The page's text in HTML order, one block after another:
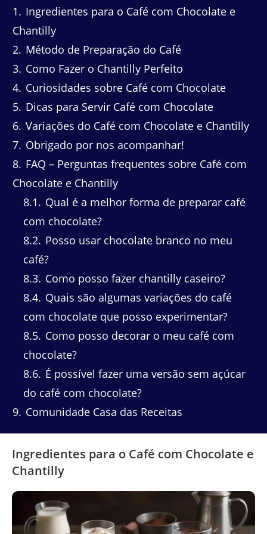
1
Ingredientes para o Café com Chocolate e
Chantilly
2 Método de Preparação do Café
3 Como Fazer o Chantilly Perfeito
4 Curiosidades sobre Café com Chocolate
5 Dicas para Servir Café com Chocolate
6 Variações do Café com Chocolate e Chantilly
7 Obrigado por nos acompanhar!
8 FAQ – Perguntas frequentes sobre Café com
Chocolate e Chantilly
8.1
Qual é a melhor forma de preparar café
com chocolate?
8.2 Posso usar chocolate branco no meu
café?
8.3 Como posso fazer chantilly caseiro?
8.4 Quais são algumas variações do café
com chocolate que posso experimentar?
8.5 Como posso decorar o meu café com
chocolate?
8.6 É possível fazer uma versão sem açúcar
do café com chocolate?
9 Comunidade Casa das Receitas
Ingredientes para o Café com Chocolate e
Chantilly